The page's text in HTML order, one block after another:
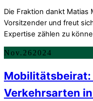
Die Fraktion dankt Matias
Vorsitzender und freut
Expertise zählen zu
Nov. 262024
Verkehrsarten